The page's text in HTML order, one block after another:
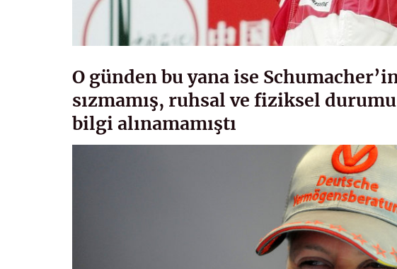
O günden bu yana ise
sızmamış, ruhsal ve fiziksel
bilgi alınamamıştı